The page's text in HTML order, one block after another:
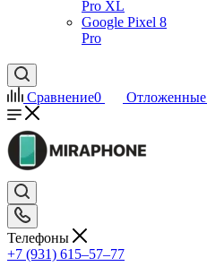
Pro XL
Google Pixel 8
Pro
Сравнение0 Отложенные
Телефоны
+7 (931) 615‒57‒77